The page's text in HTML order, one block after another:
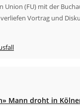
Union (FU) mit der
verliefen Vortrag und
Mann droht in